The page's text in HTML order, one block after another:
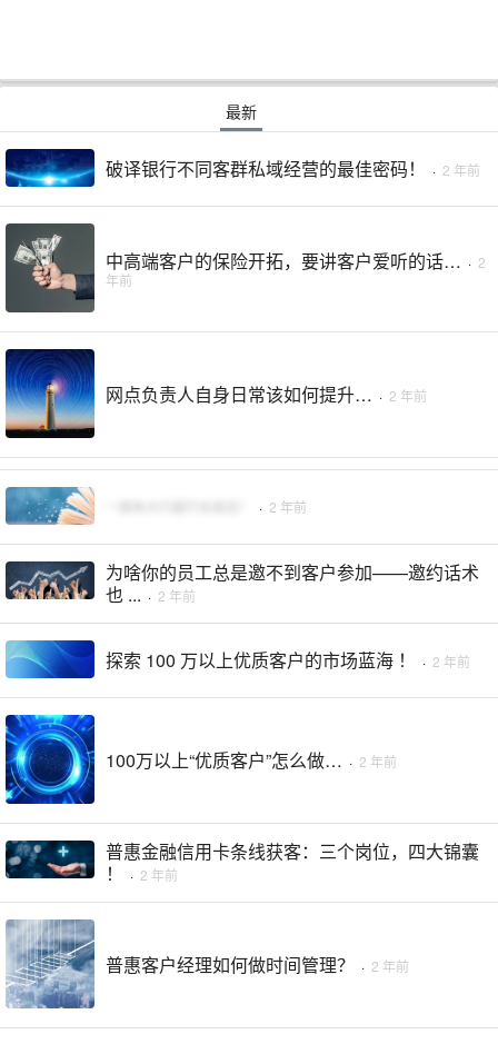
最新
破译银行不同客群私域经营的最佳密码！ · 2 年前
中高端客户的保险开拓，要讲客户爱听的话… · 2
年前
网点负责人自身日常该如何提升… · 2 年前
· 2 年前
为啥你的员工总是邀不到客户参加——邀约话术
也 ... · 2 年前
探索 100 万以上优质客户的市场蓝海 ！ · 2 年前
100万以上“优质客户”怎么做… · 2 年前
普惠金融信用卡条线获客：三个岗位，四大锦囊
！
· 2 年前
普惠客户经理如何做时间管理？ · 2 年前